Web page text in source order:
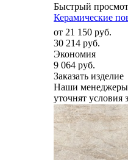
Быстрый
Керамические
от 21 150 руб.
30 214 руб.
Экономия
9 064 руб.
Заказать изделие
Наши менеджеры
уточнят условия